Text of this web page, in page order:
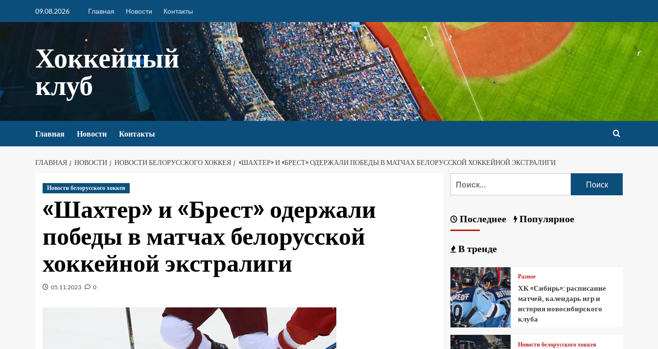
09.08.2026 Главная Новости Контакты
Хоккейный
клуб
Главная Новости Контакты
ГЛАВНАЯ НОВОСТИ НОВОСТИ БЕЛОРУССКОГО ХОККЕЯ «ШАХТЕР» И «БРЕСТ» ОДЕРЖАЛИ ПОБЕДЫ В МАТЧАХ БЕЛОРУССКОЙ ХОККЕЙНОЙ ЭКСТРАЛИГИ
Новости белорусского хоккея
«Шахтер» и «Брест» одержали
победы в матчах белорусской
хоккейной экстралиги
05.11.2023 0
Последнее Популярное
В тренде
Разное
ХК «Сибирь»: расписание
матчей, календарь игр и
история новосибирского
клуба
Новости белорусского хоккея